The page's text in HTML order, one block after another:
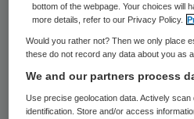
mooier uit. Mooie
En de verzorgsters zijn
altijd afwachten wie er
bekende is, loopt het
er uitzendkrachten en
bottom of the webpage. Your choices will
more details, refer to our Privacy Policy.
Would you rather not? Then we only place
these do not record any data about you as
We and our partners process
Use precise geolocation data. Actively
identification. Store and/or access